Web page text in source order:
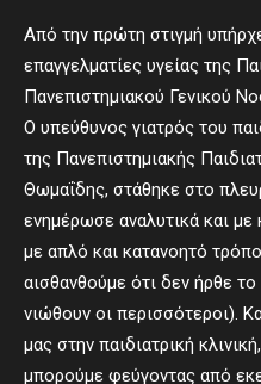
Από την πρώτη στιγμή
επαγγελματίες υγείας της
Πανεπιστημιακού Γενικού
Ο υπεύθυνος γιατρός του
της Πανεπιστημιακής
Θωμαΐδης, στάθηκε στο
ενημέρωσε αναλυτικά και με
με απλό και κατανοητό
αισθανθούμε ότι δεν ήρθε
νιώθουν οι περισσότεροι).
μας στην παιδιατρική
μπορούμε φεύγοντας από